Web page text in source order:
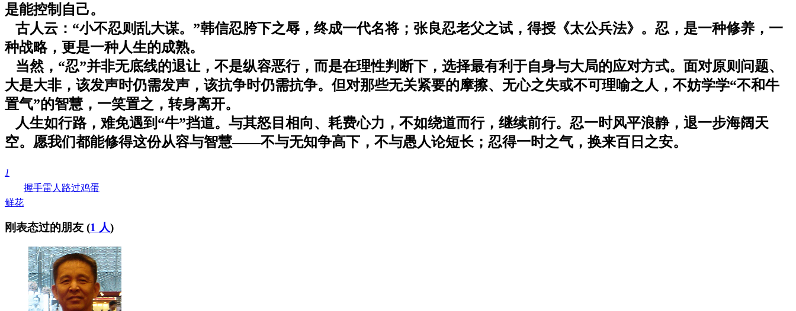
是能控制自己。
古人云：“小不忍则乱大谋。”韩信忍胯下之辱，终成一代名将；张良忍老父之试，得授《太公兵法》。忍，是一种修养，一
种战略，更是一种人生的成熟。
当然，“忍”并非无底线的退让，不是纵容恶行，而是在理性判断下，选择最有利于自身与大局的应对方式。面对原则问题、
大是大非，该发声时仍需发声，该抗争时仍需抗争。但对那些无关紧要的摩擦、无心之失或不可理喻之人，不妨学学“不和牛
置气”的智慧，一笑置之，转身离开。
人生如行路，难免遇到“牛”挡道。与其怒目相向、耗费心力，不如绕道而行，继续前行。忍一时风平浪静，退一步海阔天
空。 愿我们都能修得这份从容与智慧——不与无知争高下，不与愚人论短长；忍得一时之气，换来百日之安。
1
鲜花
握手雷人 路过鸡蛋
刚表态过的朋友 (1 人)